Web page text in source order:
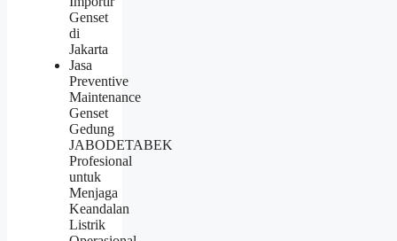
Genset
di
Jakarta
Jasa
Preventive
Maintenance
Genset
Gedung
JABODETABEK
Profesional
untuk
Menjaga
Keandalan
Listrik